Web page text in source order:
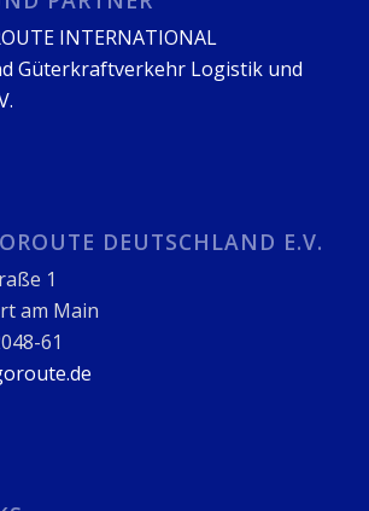
INTERNATIONAL
Güterkraftverkehr Logistik und
DEUTSCHLAND E.V.
1
am Main
61